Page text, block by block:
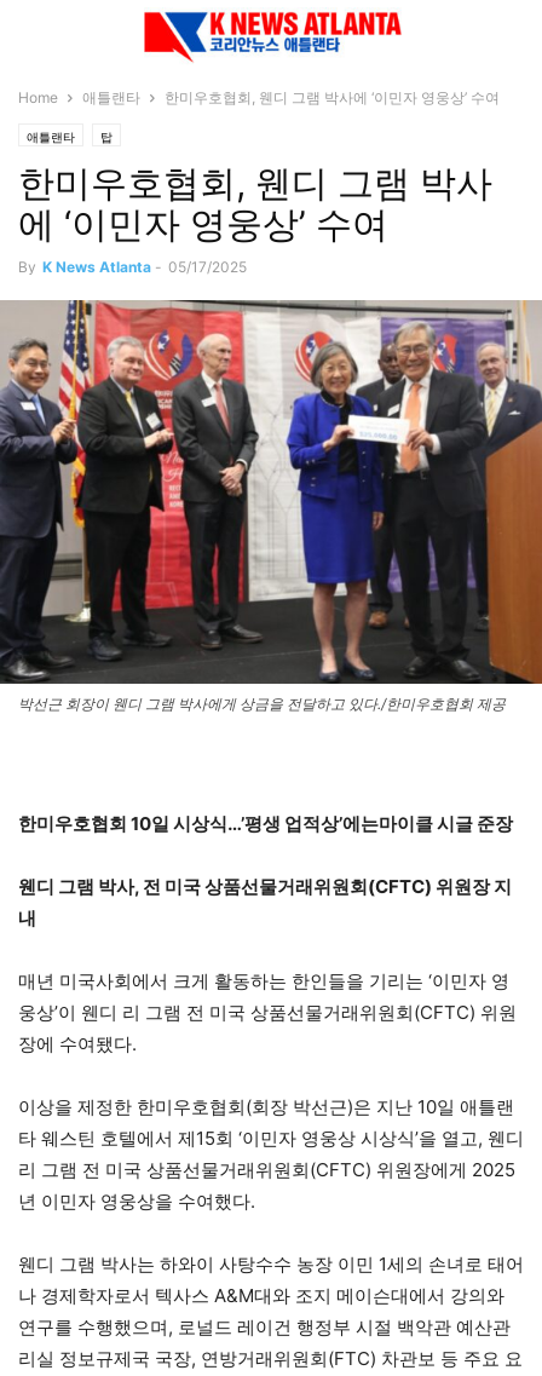
Home 애틀랜타 한미우호협회, 웬디 그램 박사에 ‘이민자 영웅상’ 수여
애틀랜타 탑
한미우호협회, 웬디 그램 박사
에 ‘이민자 영웅상’ 수여
By K News Atlanta - 05/17/2025
박선근 회장이 웬디 그램 박사에게 상금을 전달하고 있다./한미우호협회 제공
한미우호협회 10일 시상식…’평생 업적상’에는마이클 시글 준장
웬디 그램 박사, 전 미국 상품선물거래위원회(CFTC) 위원장 지
내
매년 미국사회에서 크게 활동하는 한인들을 기리는 ‘이민자 영
웅상’이 웬디 리 그램 전 미국 상품선물거래위원회(CFTC) 위원
장에 수여됐다.
이상을 제정한 한미우호협회(회장 박선근)은 지난 10일 애틀랜
타 웨스틴 호텔에서 제15회 ‘이민자 영웅상 시상식’을 열고, 웬디
리 그램 전 미국 상품선물거래위원회(CFTC) 위원장에게 2025
년 이민자 영웅상을 수여했다.
웬디 그램 박사는 하와이 사탕수수 농장 이민 1세의 손녀로 태어
나 경제학자로서 텍사스 A&M대와 조지 메이슨대에서 강의와
연구를 수행했으며, 로널드 레이건 행정부 시절 백악관 예산관
리실 정보규제국 국장, 연방거래위원회(FTC) 차관보 등 주요 요